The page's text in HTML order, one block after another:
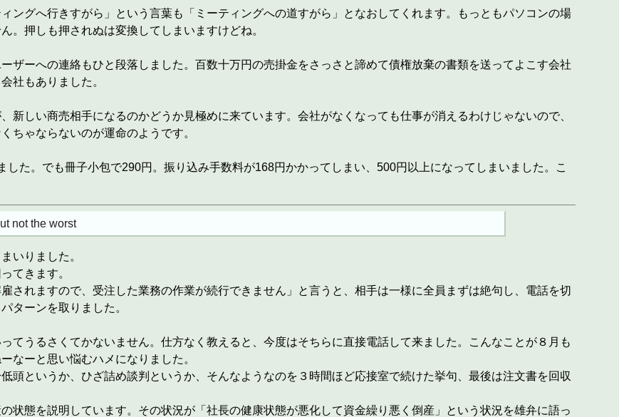
ングへ行きすがら」という言葉も「ミーティングへの道すがら」となおしてくれます。もっともパソコンの場
。押しも押されぬは変換してしまいますけどね。
ザーへの連絡もひと段落しました。百数十万円の売掛金をさっさと諦めて債権放棄の書類を送ってよこす会社
社もありました。
新しい商売相手になるのかどうか見極めに来ています。会社がなくなっても仕事が消えるわけじゃないので、
ちゃならないのが運命のようです。
た。でも冊子小包で290円。振り込み手数料が168円かかってしまい、500円以上になってしまいました。こ
not the worst
いりました。
てきます。
されますので、受注した業務の作業が続行できません」と言うと、相手は一様に全員まずは絶句し、電話を切
ターンを取りました。
てうるさくてかないません。仕方なく教えると、今度はそちらに直接電話して来ました。こんなことが８月も
なーと思い悩むハメになりました。
頭というか、ひざ詰め談判というか、そんなようなのを３時間ほど応接室で続けた挙句、最後は注文書を回収
状態を説明しています。その状況が「社長の健康状態が悪化して資金繰り悪く倒産」という状況を雄弁に語っ